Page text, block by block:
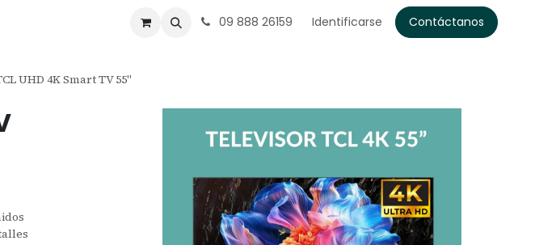
09 888 26159 Identificarse Contáctanos
UHD 4K Smart TV 55"